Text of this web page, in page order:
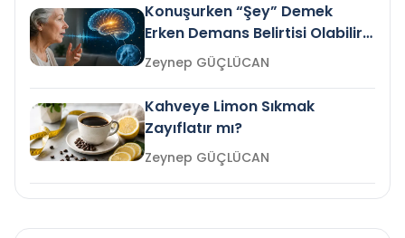
Konuşurken “Şey” Demek
Erken Demans Belirtisi Olabilir
mi?
Zeynep GÜÇLÜCAN
Kahveye Limon Sıkmak
Zayıflatır mı?
Zeynep GÜÇLÜCAN